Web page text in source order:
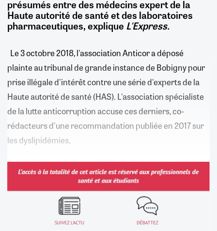
présumés entre des médecins expert de la
Haute autorité de santé et des laboratoires
pharmaceutiques, explique L'Express.
Le 3 octobre 2018, l'association Anticor a déposé
plainte au tribunal de grande instance de Bobigny pour
prise illégale d'intérêt contre une série d'experts de la
Haute autorité de santé (HAS). L'association spécialiste
de la lutte anticorruption accuse ces derniers, co-
rédacteurs d'une recommandation publiée en 2017 sur
les dyslipidémies,